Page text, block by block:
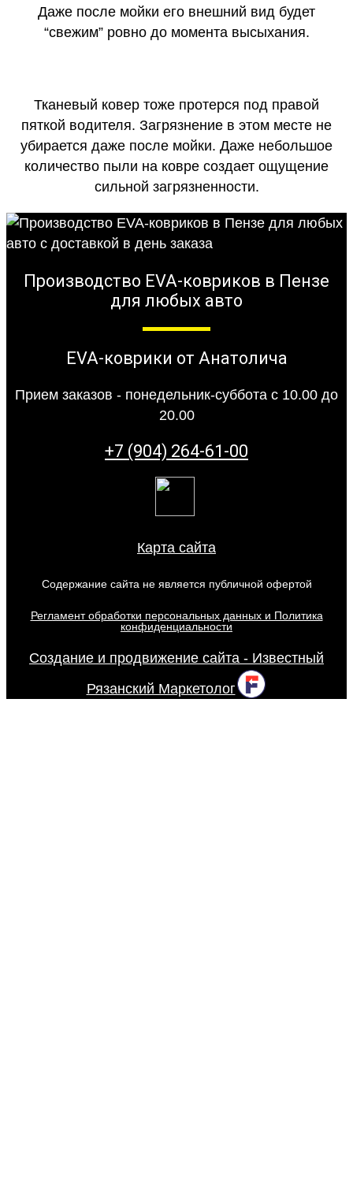
Даже после мойки его внешний вид будет
“свежим” ровно до момента высыхания.
Тканевый ковер тоже протерся под правой
пяткой водителя. Загрязнение в этом месте не
убирается даже после мойки. Даже небольшое
количество пыли на ковре создает ощущение
сильной загрязненности.
Производство EVA-ковриков в Пензе
для любых авто
EVA-коврики от Анатолича
Прием заказов - понедельник-суббота с 10.00 до
20.00
+7 (904) 264-61-00
Карта сайта
Содержание сайта не является публичной офертой
Регламент обработки персональных данных и Политика
конфиденциальности
Создание и продвижение сайта - Известный
Рязанский Маркетолог